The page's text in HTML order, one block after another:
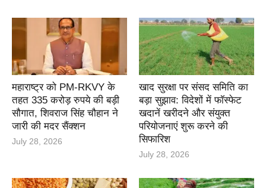
महाराष्ट्र को PM-RKVY के
तहत 335 करोड़ रुपये की बड़ी
सौगात, शिवराज सिंह चौहान ने
जारी की मदर सैंक्शन
July 28, 2026
खाद सुरक्षा पर संसद समिति का
बड़ा सुझाव: विदेशों में फॉस्फेट
खदानें खरीदने और संयुक्त
परियोजनाएं शुरू करने की
सिफारिश
July 28, 2026